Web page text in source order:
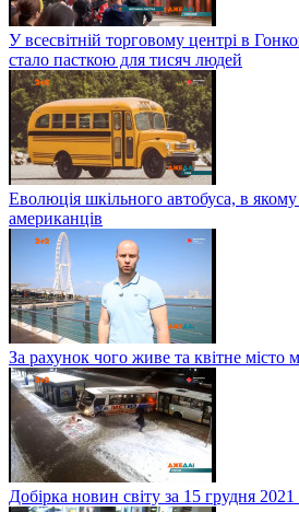
У всесвітній торговому центрі в
стало пасткою для тисяч людей
Еволюція шкільного автобуса, в
американців
За рахунок чого живе та квітне місто
Добірка новин світу за 15 грудня